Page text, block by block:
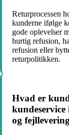
Returprocessen
kunderne ifølge
gode oplevelser
hurtig refusion,
refusion eller
returpolitikken.
Hvad er
og